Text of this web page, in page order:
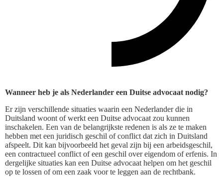
Wanneer heb je als Nederlander een Duitse advocaat nodig?
Er zijn verschillende situaties waarin een Nederlander die in
Duitsland woont of werkt een Duitse advocaat zou kunnen
inschakelen. Een van de belangrijkste redenen is als ze te maken
hebben met een juridisch geschil of conflict dat zich in Duitsland
afspeelt. Dit kan bijvoorbeeld het geval zijn bij een arbeidsgeschil,
een contractueel conflict of een geschil over eigendom of erfenis. In
dergelijke situaties kan een Duitse advocaat helpen om het geschil
op te lossen of om een zaak voor te leggen aan de rechtbank.